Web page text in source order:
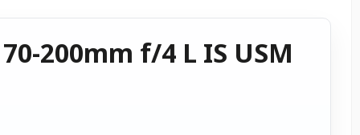
70-200mm f/4 L IS USM